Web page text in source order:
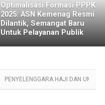
Optimalisasi Formasi PPPK
2025: ASN Kemenag Resmi
Dilantik, Semangat Baru
Untuk Pelayanan Publik
PENYELENGGARA HAJI DAN UMROH